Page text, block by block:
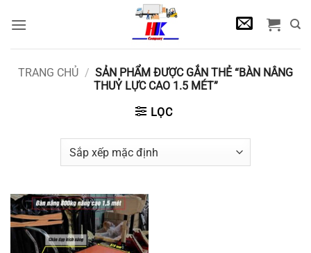
qua
TRANG CHỦ / SẢN PHẨM ĐƯỢC GẮN THẺ “BÀN NÂNG
THUỶ LỰC CAO 1.5 MÉT”
LỌC